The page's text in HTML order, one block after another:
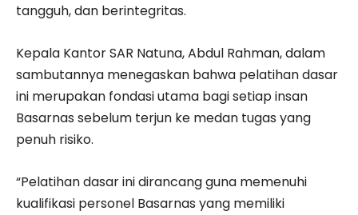
tangguh, dan berintegritas.
Kepala Kantor SAR Natuna, Abdul Rahman, dalam
sambutannya menegaskan bahwa pelatihan dasar
ini merupakan fondasi utama bagi setiap insan
Basarnas sebelum terjun ke medan tugas yang
penuh risiko.
“Pelatihan dasar ini dirancang guna memenuhi
kualifikasi personel Basarnas yang memiliki